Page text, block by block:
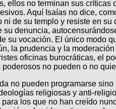
no terminan sus críticas
Aquí Isaías no dice,
de su templo y resiste en
denuncia,
vocación. El único modo
la prudencia y la
oficinas burocráticas, el
no pueden o no
no pueden programarse
religiosas y anti-
los que no han creído